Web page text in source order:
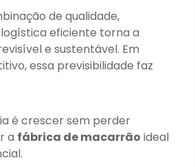
de qualidade,
eficiente torna a
e sustentável. Em
essa previsibilidade faz
é crescer sem perder
a fábrica de macarrão ideal